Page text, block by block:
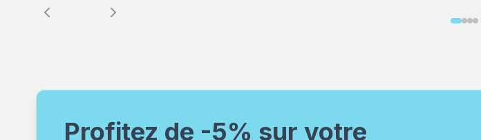
Profitez de -5% sur votre